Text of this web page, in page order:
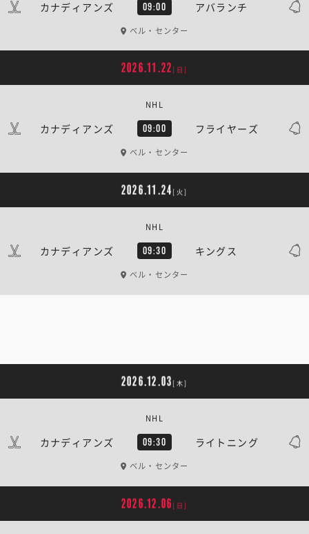
カナディアンズ 09:00 アバランチ
ベル・センター
2026.11.22 [日]
カナディアンズ 09:00 フライヤーズ
NHL
ベル・センター
2026.11.24 [火]
カナディアンズ 09:30 キングス
NHL
ベル・センター
2026.12.03 [木]
カナディアンズ 09:30 ライトニング
NHL
ベル・センター
2026.12.06 [日]